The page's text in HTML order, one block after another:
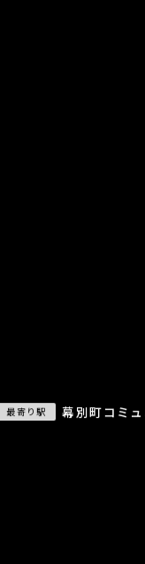
最寄り駅 幕別町コミ